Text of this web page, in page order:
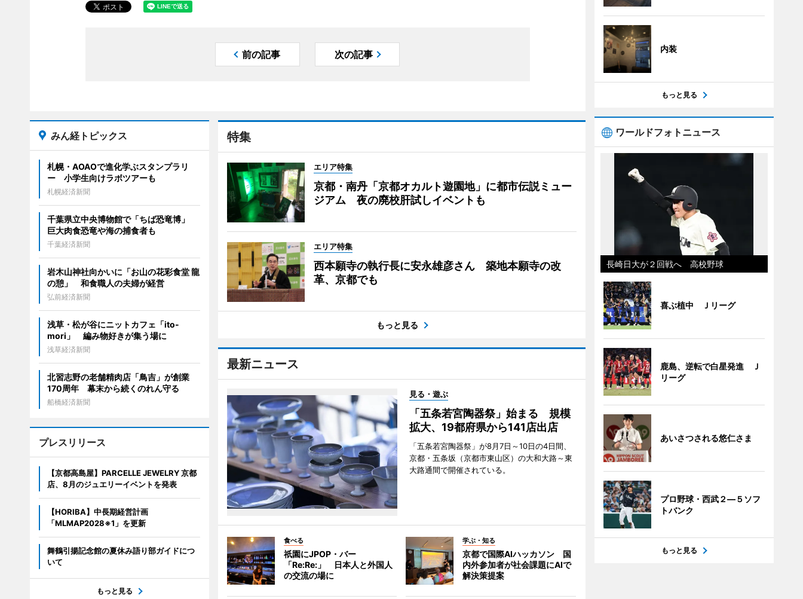
前の記事 次の記事
特集
エリア特集
京都・南丹「京都オカルト遊園地」に都市伝説ミュー
ジアム 夜の廃校肝試しイベントも
エリア特集
西本願寺の執行長に安永雄彦さん 築地本願寺の改
革、京都でも
もっと見る
最新ニュース
見る・遊ぶ
「五条若宮陶器祭」始まる 規模
拡大、19都府県から141店出店
「五条若宮陶器祭」が8月7日～10日の4日間、
京都・五条坂（京都市東山区）の大和大路～東
大路通間で開催されている。
食べる
祇園にJPOP・バー
「Re:Re:」 日本人と外国人
の交流の場に
学ぶ・知る
京都で国際AIハッカソン 国
内外参加者が社会課題にAIで
解決策提案
みん経トピックス
札幌・AOAOで進化学ぶスタンプラリ
ー 小学生向けラボツアーも
札幌経済新聞
千葉県立中央博物館で「ちば恐竜博」
巨大肉食恐竜や海の捕食者も
千葉経済新聞
岩木山神社向かいに「お山の花彩食堂 龍
の憩」 和食職人の夫婦が経営
弘前経済新聞
浅草・松が谷にニットカフェ「ito-
mori」 編み物好きが集う場に
浅草経済新聞
北習志野の老舗精肉店「鳥吉」が創業
170周年 幕末から続くのれん守る
船橋経済新聞
プレスリリース
【京都高島屋】PARCELLE JEWELRY 京都
店、8月のジュエリーイベントを発表
【HORIBA】中長期経営計画
「MLMAP2028※1」を更新
舞鶴引揚記念館の夏休み語り部ガイドにつ
いて
もっと見る
内装
もっと見る
ワールドフォトニュース
長崎日大が２回戦へ 高校野球
喜ぶ植中 Ｊリーグ
鹿島、逆転で白星発進 Ｊ
リーグ
あいさつされる悠仁さま
プロ野球・西武２―５ソフ
トバンク
もっと見る